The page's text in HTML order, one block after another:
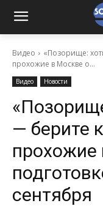
Видео
«Позорище:
прохожие в Москве о...
Видео Новости
— берите
прохожие
сентября